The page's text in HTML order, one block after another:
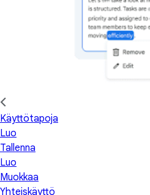
Käyttötapoja
Luo
Tallenna
Luo
Muokkaa
Yhteiskäyttö